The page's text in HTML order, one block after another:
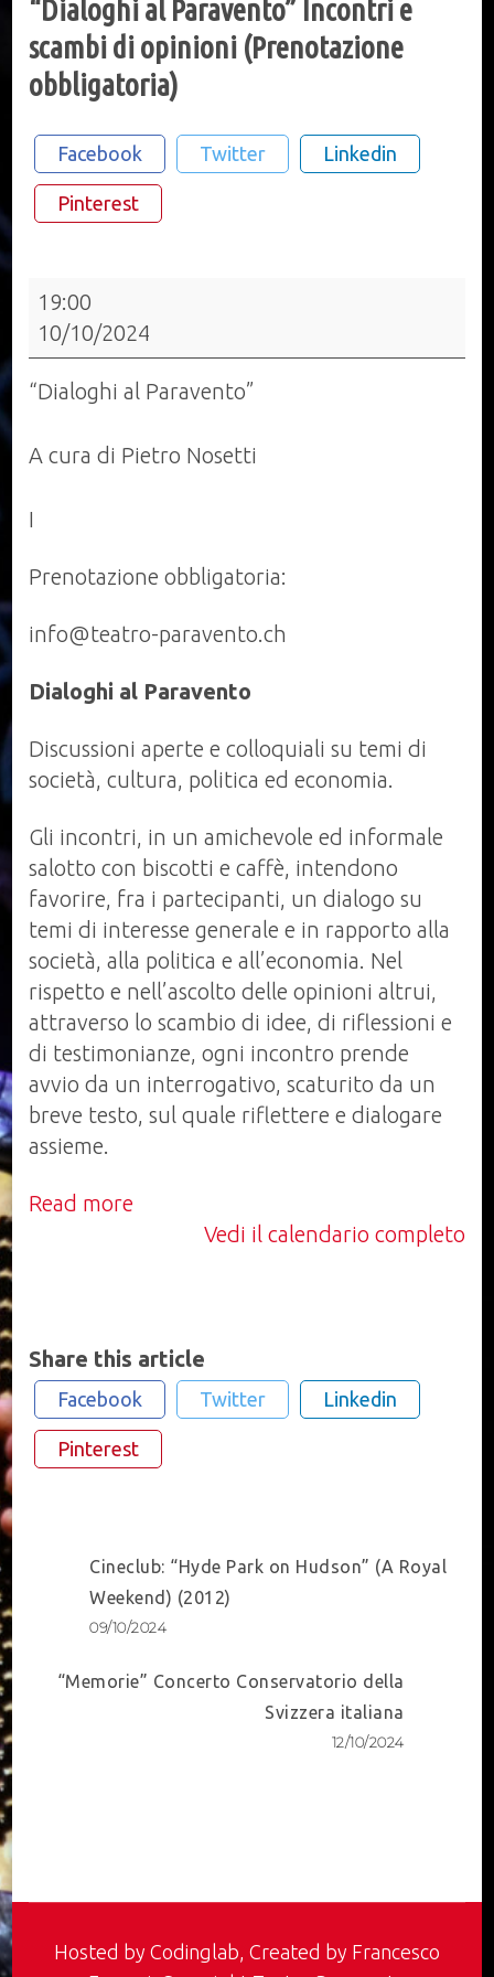
“Dialoghi al Paravento” Incontri e
scambi di opinioni (Prenotazione
obbligatoria)
Facebook Twitter Linkedin
Pinterest
“Dialoghi
al
Paravento”
Incontri
scambi
opinioni
obbligatoria)
19:00
10/10/2024
“Dialoghi al Paravento”
A cura di Pietro Nosetti
I
Prenotazione obbligatoria:
info@teatro-paravento.ch
Dialoghi al Paravento
Discussioni aperte e colloquiali su temi di
società, cultura, politica ed economia.
Gli incontri, in un amichevole ed informale
salotto con biscotti e caffè, intendono
favorire, fra i partecipanti, un dialogo su
temi di interesse generale e in rapporto alla
società, alla politica e all’economia. Nel
rispetto e nell’ascolto delle opinioni altrui,
attraverso lo scambio di idee, di riflessioni e
di testimonianze, ogni incontro prende
avvio da un interrogativo, scaturito da un
breve testo, sul quale riflettere e dialogare
assieme.
Read more
Vedi il calendario completo
Share this article
Facebook Twitter Linkedin
Pinterest
Post
Navigation
Cineclub: “Hyde Park on Hudson” (A Royal
Weekend) (2012)
09/10/2024
“Memorie” Concerto Conservatorio della
Svizzera italiana
12/10/2024
Hosted by Codinglab, Created by Francesco